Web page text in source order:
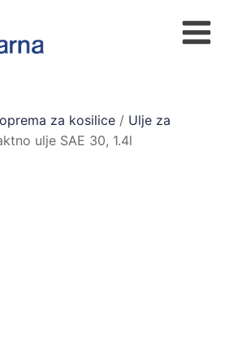
za kosilice / Ulje za
ulje SAE 30, 1.4l